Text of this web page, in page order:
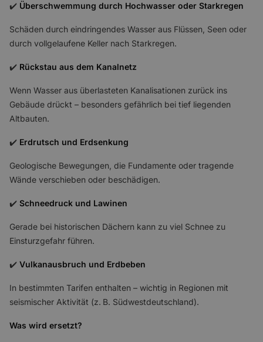
✔️ Überschwemmung durch Hochwasser oder Starkregen
Schäden durch eindringendes Wasser aus Flüssen, Seen oder
durch vollgelaufene Keller nach Starkregen.
✔️ Rückstau aus dem Kanalnetz
Wenn Wasser aus überlasteten Kanalisationen zurück ins
Gebäude drückt – besonders gefährlich bei tief liegenden
Altbauten.
✔️ Erdrutsch und Erdsenkung
Geologische Bewegungen, die Fundamente oder tragende
Wände verschieben oder beschädigen.
✔️ Schneedruck und Lawinen
Gerade bei historischen Dächern kann zu viel Schnee zu
Einsturzgefahr führen.
✔️ Vulkanausbruch und Erdbeben
In bestimmten Tarifen enthalten – wichtig in Regionen mit
seismischer Aktivität (z. B. Südwestdeutschland).
Was wird ersetzt?